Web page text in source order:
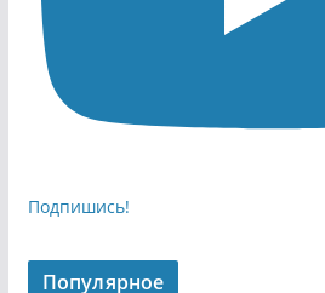
Подпишись!
Популярное